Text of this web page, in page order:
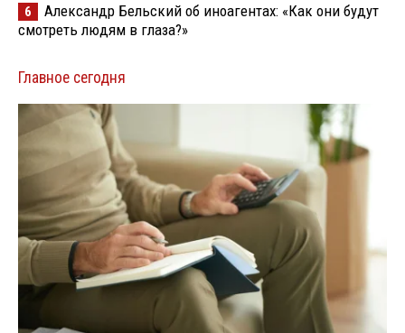
6
Александр Бельский об иноагентах: «Как они будут
смотреть людям в глаза?»
Главное сегодня